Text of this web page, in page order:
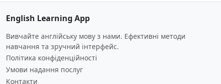
English Learning App
Вивчайте англійську мову з нами. Ефективні методи
навчання та зручний інтерфейс.
Політика конфіденційності
Умови надання послуг
Контакти